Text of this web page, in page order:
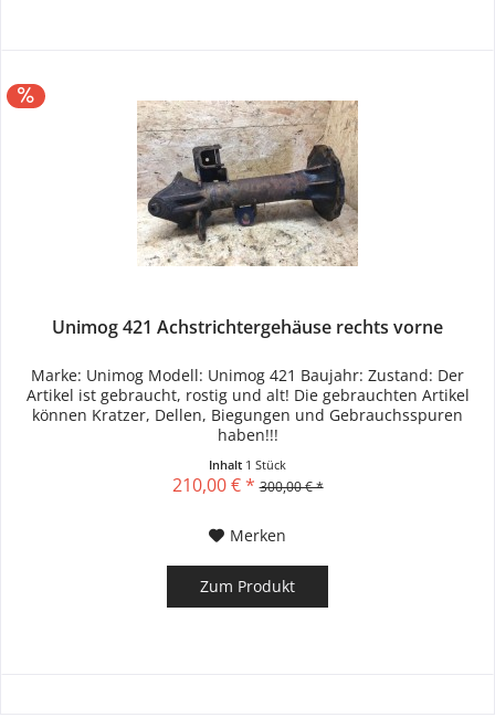
Unimog 421 Achstrichtergehäuse rechts vorne
Marke: Unimog Modell: Unimog 421 Baujahr: Zustand: Der
Artikel ist gebraucht, rostig und alt! Die gebrauchten Artikel
können Kratzer, Dellen, Biegungen und Gebrauchsspuren
haben!!!
Inhalt 1 Stück
210,00 € * 300,00 € *
Merken
Zum Produkt